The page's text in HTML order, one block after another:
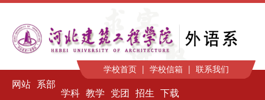
学校首页 | 学校信箱 | 联系我们
网站 系部
学科 教学 党团 招生 下载